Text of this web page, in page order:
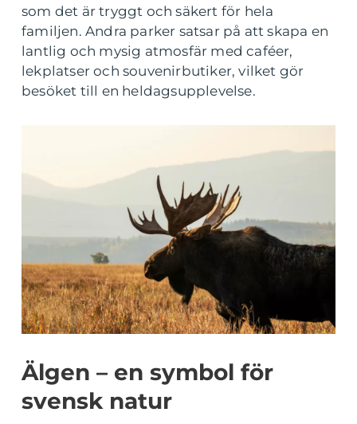
som det är tryggt och säkert för hela
familjen. Andra parker satsar på att skapa en
lantlig och mysig atmosfär med caféer,
lekplatser och souvenirbutiker, vilket gör
besöket till en heldagsupplevelse.
Älgen – en symbol för
svensk natur